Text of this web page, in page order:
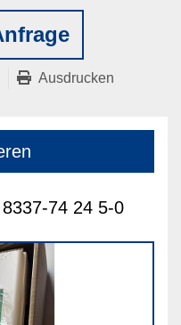
Ausdrucken
74 24 5-0